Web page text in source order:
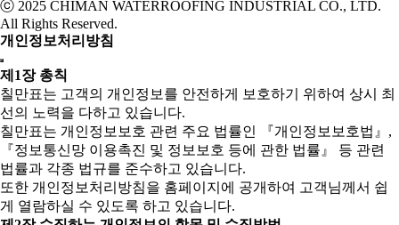
ⓒ 2025 CHIMAN WATERROOFING INDUSTRIAL CO., LTD.
All Rights Reserved.
개인정보처리방침
제1장 총칙
칠만표는 고객의 개인정보를 안전하게 보호하기 위하여 상시 최
선의 노력을 다하고 있습니다.
칠만표는 개인정보보호 관련 주요 법률인 『개인정보보호법』,
『정보통신망 이용촉진 및 정보보호 등에 관한 법률』 등 관련
법률과 각종 법규를 준수하고 있습니다.
또한 개인정보처리방침을 홈페이지에 공개하여 고객님께서 쉽
게 열람하실 수 있도록 하고 있습니다.